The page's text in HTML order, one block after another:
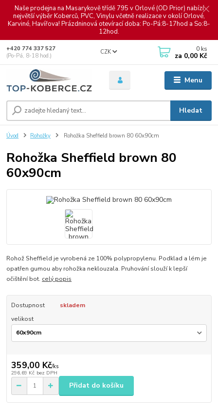
Naše prodejna na Masarykově třídě 795 v Orlové (OD Prior) nabízí
největší výběr Koberců, PVC, Vinylu včetně realizace v okolí Orlové,
Karviné, Havířova! Prázdninová otevírací doba: Po-Pá:8-17hod a So:8-
12hod.
Menu
CZK
Hledat
+420 774 337 527
(Po-Pá, 8-18 hod.)
0 ks
za 0,00 Kč
Úvod Rohožky Rohožka Sheffield brown 80 60x90cm
Rohožka Sheffield brown 80
60x90cm
Rohož Sheffield je vyrobená ze 100% polypropylenu. Podklad a lém je
opatřen gumou aby rohožka neklouzala. Pruhování slouží k lepší
očištění bot. celý popis
Dostupnost
skladem
velikost
359,00 Kč/ks
296,69 Kč bez DPH
Přidat do košíku